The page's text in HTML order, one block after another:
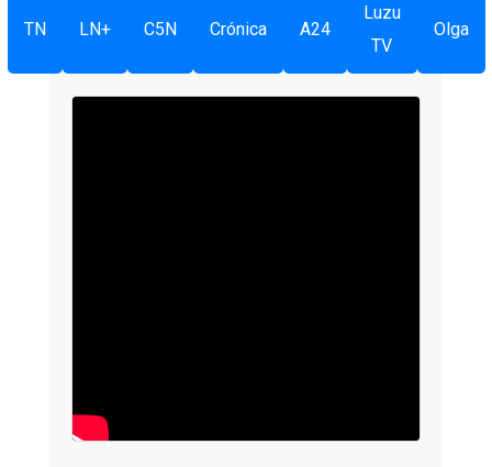
TN LN+ C5N Crónica A24
Luzu
TV
Olga